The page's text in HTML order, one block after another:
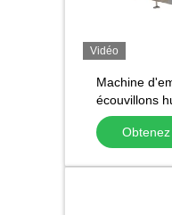
Vidéo
Machine
écouvillons
élevée à